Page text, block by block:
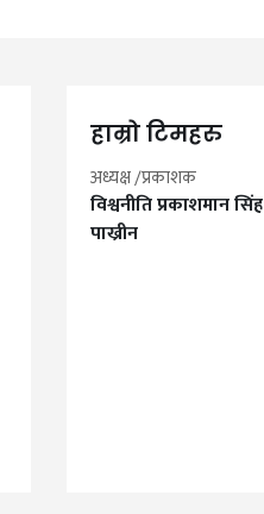
हाम्रो टिमहरु
अध्यक्ष /प्रकाशक
विश्वनीति प्रकाशमान सिंह
पाख्रीन